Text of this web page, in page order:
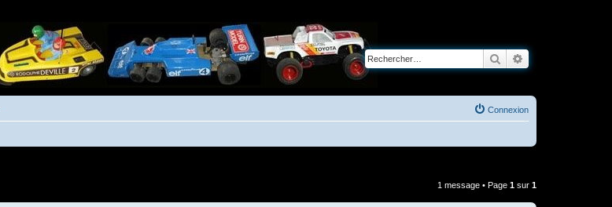
Rechercher
Connexion
1 message • Page 1 sur 1